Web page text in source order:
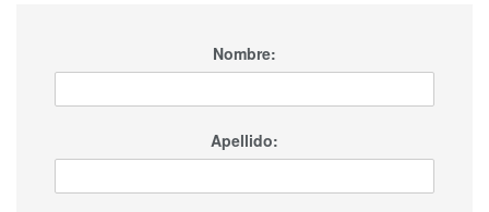
Nombre:
Apellido: